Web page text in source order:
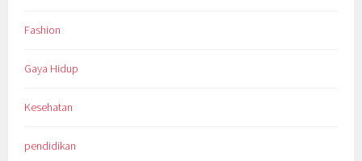
Fashion
Gaya Hidup
Kesehatan
pendidikan